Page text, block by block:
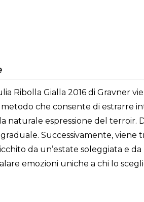
Ribolla Gialla 2016 di
che consente di estrarre
naturale espressione del
Successivamente, viene
da un’estate soleggiata e
emozioni uniche a chi lo